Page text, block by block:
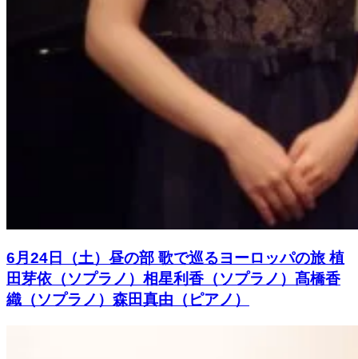
6月24日（土）昼の部 歌で巡るヨーロッパの旅 植
田芽依（ソプラノ）相星利香（ソプラノ）髙橋香
織（ソプラノ）森田真由（ピアノ）